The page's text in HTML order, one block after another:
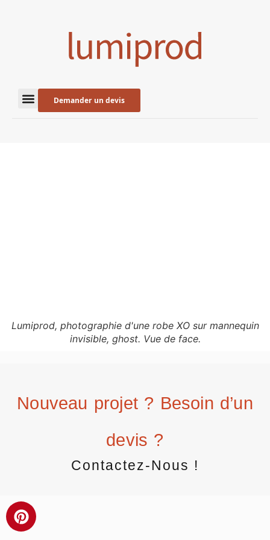
Demander un devis
Lumiprod, photographie d'une robe XO sur mannequin
invisible, ghost. Vue de face.
Nouveau projet ? Besoin d’un
devis ?
Contactez-Nous !